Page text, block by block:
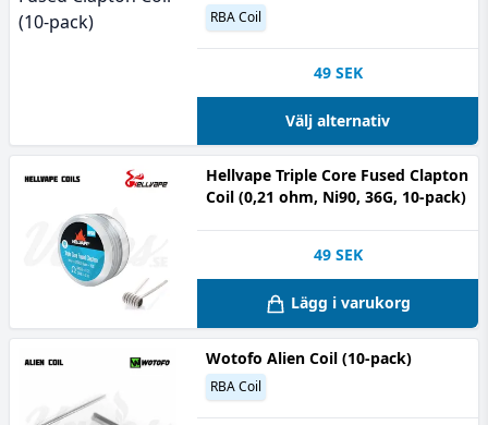
RBA Coil
49 SEK
Välj alternativ
Hellvape Triple Core Fused Clapton
Coil (0,21 ohm, Ni90, 36G, 10-pack)
49 SEK
Lägg i varukorg
Wotofo Alien Coil (10-pack)
RBA Coil